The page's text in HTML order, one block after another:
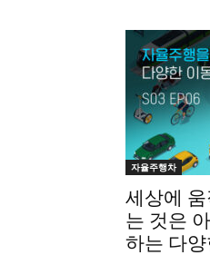
자율주행차
세상에
는 것은
하는 다